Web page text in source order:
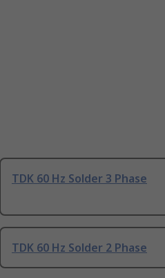
TDK 60 Hz Solder 3 Phase
TDK 60 Hz Solder 2 Phase